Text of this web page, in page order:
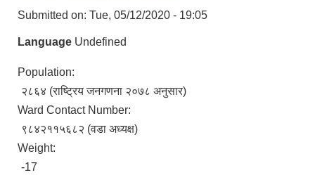
Submitted on: Tue, 05/12/2020 - 19:05
Language Undefined
Population:
२८६४ (राष्ट्रिय जनगणना २०७८ अनुसार)
Ward Contact Number:
९८४२११५६८२ (वडा अध्यक्ष)
Weight:
-17